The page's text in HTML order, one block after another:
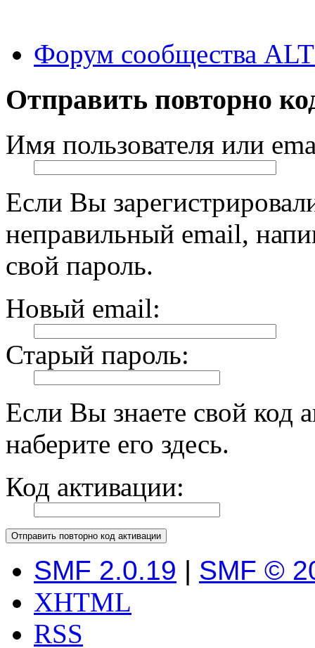
Форум сообщества
Отправить повторно
Имя пользователя или
Если Вы
неправильный email,
свой пароль.
Новый email:
Старый пароль:
Если Вы знаете свой код
наберите его здесь.
Код активации:
SMF 2.0.19 | SMF ©
XHTML
RSS